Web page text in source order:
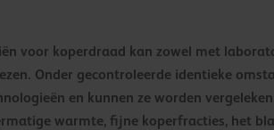
voor koperdraad kan zowel met
Onder gecontroleerde identieke
en kunnen ze worden
warmte, fijne koperfracties, het